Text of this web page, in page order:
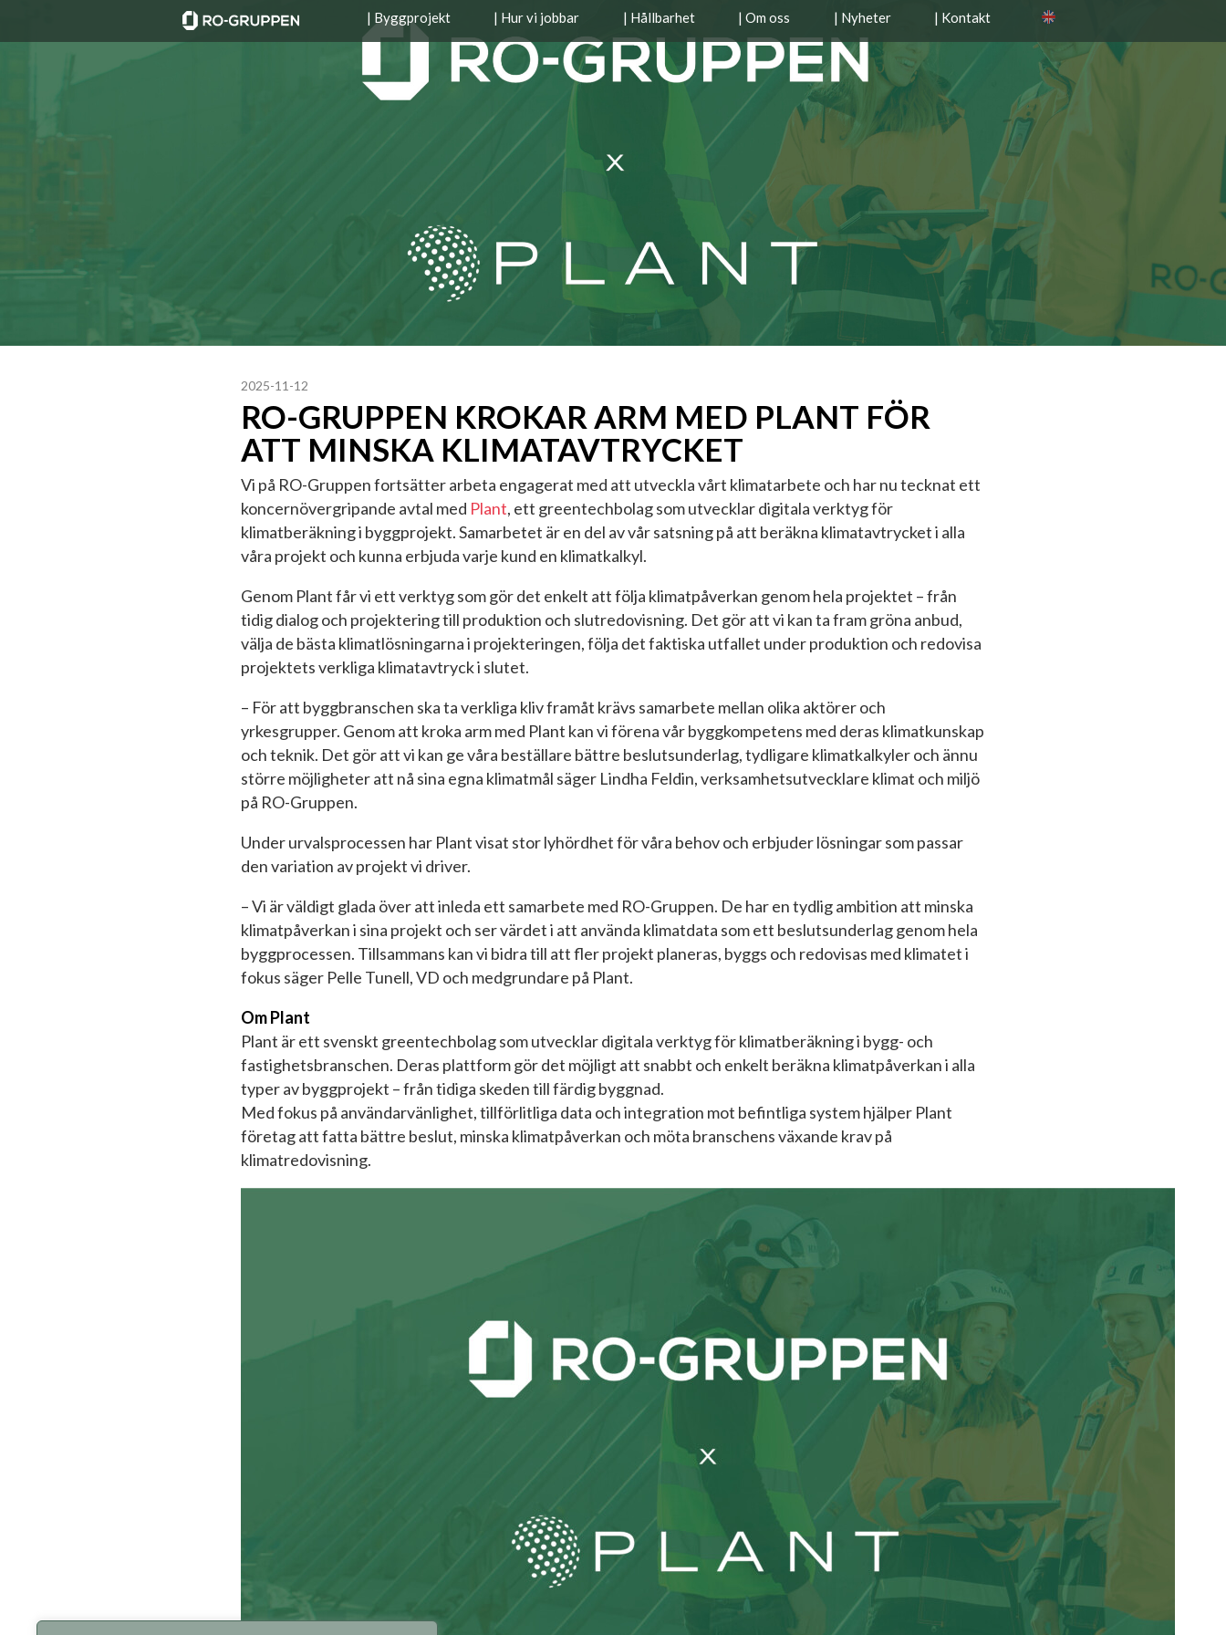
| Byggprojekt | Hur vi jobbar | Hållbarhet | Om oss | Nyheter | Kontakt
2025-11-12
RO-GRUPPEN KROKAR ARM MED PLANT FÖR
ATT MINSKA KLIMATAVTRYCKET
Vi på RO-Gruppen fortsätter arbeta engagerat med att utveckla vårt klimatarbete och har nu tecknat ett
koncernövergripande avtal med Plant, ett greentechbolag som utvecklar digitala verktyg för
klimatberäkning i byggprojekt. Samarbetet är en del av vår satsning på att beräkna klimatavtrycket i alla
våra projekt och kunna erbjuda varje kund en klimatkalkyl.
Genom Plant får vi ett verktyg som gör det enkelt att följa klimatpåverkan genom hela projektet – från
tidig dialog och projektering till produktion och slutredovisning. Det gör att vi kan ta fram gröna anbud,
välja de bästa klimatlösningarna i projekteringen, följa det faktiska utfallet under produktion och redovisa
projektets verkliga klimatavtryck i slutet.
– För att byggbranschen ska ta verkliga kliv framåt krävs samarbete mellan olika aktörer och
yrkesgrupper. Genom att kroka arm med Plant kan vi förena vår byggkompetens med deras klimatkunskap
och teknik. Det gör att vi kan ge våra beställare bättre beslutsunderlag, tydligare klimatkalkyler och ännu
större möjligheter att nå sina egna klimatmål säger Lindha Feldin, verksamhetsutvecklare klimat och miljö
på RO-Gruppen.
Under urvalsprocessen har Plant visat stor lyhördhet för våra behov och erbjuder lösningar som passar
den variation av projekt vi driver.
– Vi är väldigt glada över att inleda ett samarbete med RO-Gruppen. De har en tydlig ambition att minska
klimatpåverkan i sina projekt och ser värdet i att använda klimatdata som ett beslutsunderlag genom hela
byggprocessen. Tillsammans kan vi bidra till att fler projekt planeras, byggs och redovisas med klimatet i
fokus säger Pelle Tunell, VD och medgrundare på Plant.
Om Plant
Plant är ett svenskt greentechbolag som utvecklar digitala verktyg för klimatberäkning i bygg- och
fastighetsbranschen. Deras plattform gör det möjligt att snabbt och enkelt beräkna klimatpåverkan i alla
typer av byggprojekt – från tidiga skeden till färdig byggnad.
Med fokus på användarvänlighet, tillförlitliga data och integration mot befintliga system hjälper Plant
företag att fatta bättre beslut, minska klimatpåverkan och möta branschens växande krav på
klimatredovisning.